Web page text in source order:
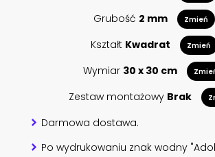
Grubość 2 mm Zmień
Kształt Kwadrat Zmień
Wymiar 30 x 30 cm
Zestaw montażowy Brak
Darmowa dostawa.
Po wydrukowaniu znak wodny